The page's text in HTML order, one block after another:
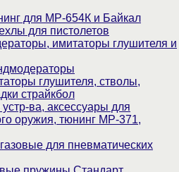
для МР-654К и Байкал
для пистолетов
имитаторы глушителя и
глушителя, стволы,
страйкбол
ва, аксессуары для
оружия, тюнинг МР-371,
для пневматических